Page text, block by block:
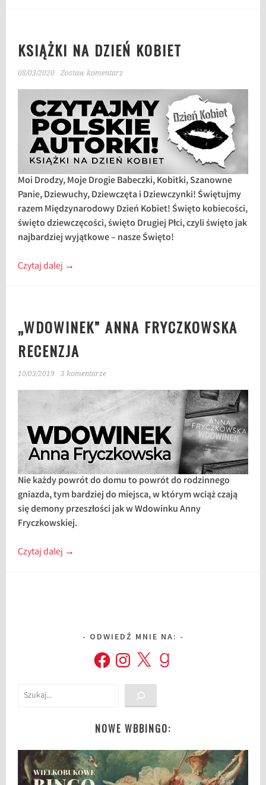
KSIĄŻKI NA DZIEŃ KOBIET
08/03/2020 Zostaw komentarz
Moi Drodzy, Moje Drogie Babeczki, Kobitki, Szanowne
Panie, Dziewuchy, Dziewczęta i Dziewczynki!Świętujmy
razem Międzynarodowy Dzień Kobiet! Święto kobiecości,
święto dziewczęcości, święto Drugiej Płci, czyli święto jak
najbardziej wyjątkowe – nasze Święto!
Czytaj dalej →
„WDOWINEK” ANNA FRYCZKOWSKA
RECENZJA
10/03/2019 3 komentarze
Nie każdy powrót do domu to powrót do rodzinnego
gniazda, tym bardziej do miejsca, w którym wciąż czają
się demony przeszłości jak w Wdowinku Anny
Fryczkowskiej.
Czytaj dalej →
ODWIEDŹ MNIE NA:
FacebookInstagram
X Goodreads
Szukaj
NOWE WBBINGO: